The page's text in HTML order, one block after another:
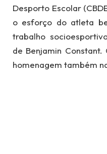
Desporto Escolar
o esforço do atleta
trabalho
de Benjamin
homenagem também